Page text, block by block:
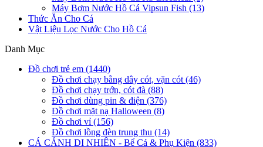
Máy Bơm Nước Hồ Cá Vipsun Fish (13)
Thức Ăn Cho Cá
Vật Liệu Lọc Nước Cho Hồ Cá
Danh Mục
Đồ chơi trẻ em (1440)
Đồ chơi chạy bằng dây cót, vặn cót (46)
Đồ chơi chạy trớn, cót đà (88)
Đồ chơi dùng pin & điện (376)
Đồ chơi mặt nạ Halloween (8)
Đồ chơi vỉ (156)
Đồ chơi lồng đèn trung thu (14)
CÁ CẢNH DI NHIÊN - Bể Cá & Phụ Kiện (833)